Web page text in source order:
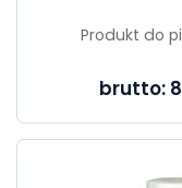
Produkt do
brutto: